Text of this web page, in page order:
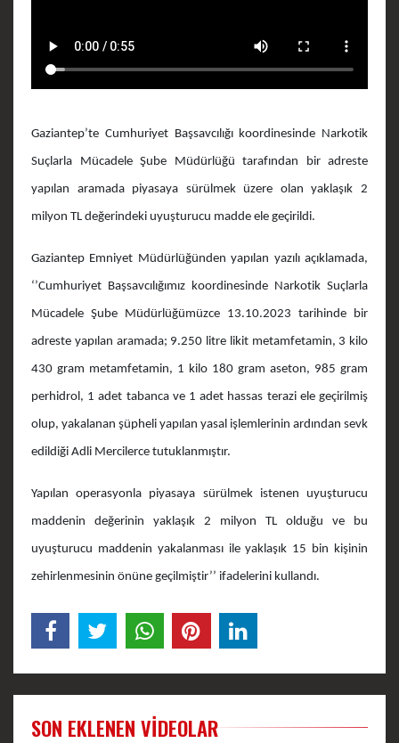
Gaziantep’te Cumhuriyet Başsavcılığı koordinesinde Narkotik
Suçlarla Mücadele Şube Müdürlüğü tarafından bir adreste
yapılan aramada piyasaya sürülmek üzere olan yaklaşık 2
milyon TL değerindeki uyuşturucu madde ele geçirildi.
Gaziantep Emniyet Müdürlüğünden yapılan yazılı açıklamada,
‘’Cumhuriyet Başsavcılığımız koordinesinde Narkotik Suçlarla
Mücadele Şube Müdürlüğümüzce 13.10.2023 tarihinde bir
adreste yapılan aramada; 9.250 litre likit metamfetamin, 3 kilo
430 gram metamfetamin, 1 kilo 180 gram aseton, 985 gram
perhidrol, 1 adet tabanca ve 1 adet hassas terazi ele geçirilmiş
olup, yakalanan şüpheli yapılan yasal işlemlerinin ardından sevk
edildiği Adli Mercilerce tutuklanmıştır.
Yapılan operasyonla piyasaya sürülmek istenen uyuşturucu
maddenin değerinin yaklaşık 2 milyon TL olduğu ve bu
uyuşturucu maddenin yakalanması ile yaklaşık 15 bin kişinin
zehirlenmesinin önüne geçilmiştir’’ ifadelerini kullandı.
SON EKLENEN VIDEOLAR